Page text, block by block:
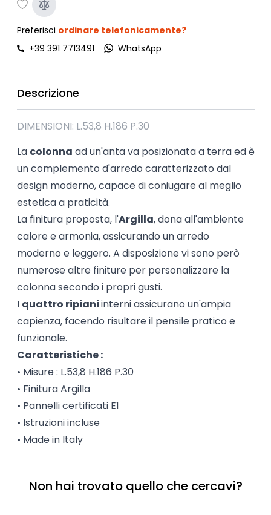
Preferisci ordinare telefonicamente?
+39 391 7713491
WhatsApp
Descrizione
DIMENSIONI: L.53,8 H.186 P.30
La colonna ad un'anta va posizionata a terra ed è
un complemento d'arredo caratterizzato dal
design moderno, capace di coniugare al meglio
estetica a praticità.
La finitura proposta, l'Argilla, dona all'ambiente
calore e armonia, assicurando un arredo
moderno e leggero. A disposizione vi sono però
numerose altre finiture per personalizzare la
colonna secondo i propri gusti.
I quattro ripiani interni assicurano un'ampia
capienza, facendo risultare il pensile pratico e
funzionale.
Caratteristiche :
• Misure : L.53,8 H.186 P.30
• Finitura Argilla
• Pannelli certificati E1
• Istruzioni incluse
• Made in Italy
Non hai trovato quello che cercavi?